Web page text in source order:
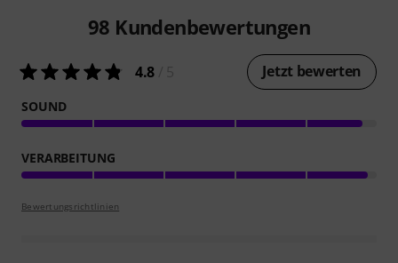
98 Kundenbewertungen
4.8 Jetzt bewerten
SOUND
VERARBEITUNG
Bewertungsrichtlinien